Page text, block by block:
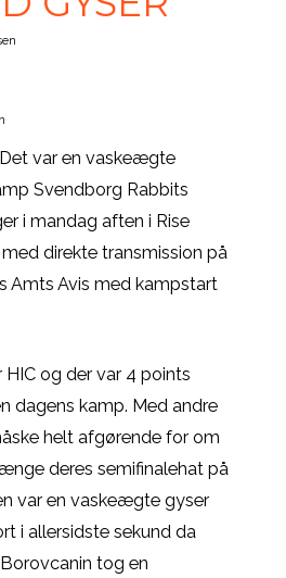
var en vaskeægte
Svendborg Rabbits
i mandag aften i Rise
direkte transmission på
Amts Avis med kampstart
og der var 4 points
dagens kamp. Med andre
helt afgørende for om
deres semifinalehat på
var en vaskeægte gyser
i allersidste sekund da
tog en